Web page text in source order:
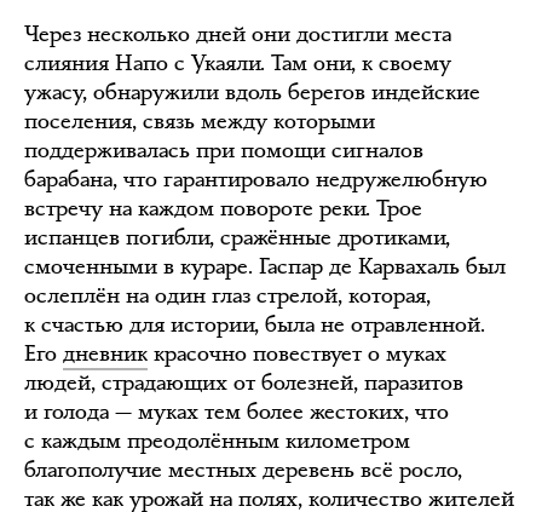
Через несколько дней они достигли места
слияния Напо с Укаяли. Там они, к своему
ужасу, обнаружили вдоль берегов индейские
поселения, связь между которыми
поддерживалась при помощи сигналов
барабана, что гарантировало недружелюбную
встречу на каждом повороте реки. Трое
испанцев погибли, сражённые дротиками,
смоченными в кураре. Гаспар де Карвахаль был
ослеплён на один глаз стрелой, которая,
к счастью для истории, была не отравленной.
Его дневник красочно повествует о муках
людей, страдающих от болезней, паразитов
и голода — муках тем более жестоких, что
с каждым преодолённым километром
благополучие местных деревень всё росло,
так же как урожай на полях, количество жителей